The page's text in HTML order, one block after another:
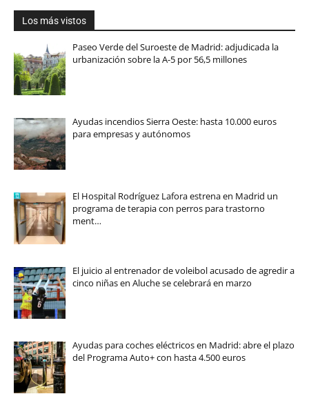
Los más vistos
Paseo Verde del Suroeste de Madrid: adjudicada la
urbanización sobre la A-5 por 56,5 millones
Ayudas incendios Sierra Oeste: hasta 10.000 euros
para empresas y autónomos
El Hospital Rodríguez Lafora estrena en Madrid un
programa de terapia con perros para trastorno
ment…
El juicio al entrenador de voleibol acusado de agredir a
cinco niñas en Aluche se celebrará en marzo
Ayudas para coches eléctricos en Madrid: abre el plazo
del Programa Auto+ con hasta 4.500 euros